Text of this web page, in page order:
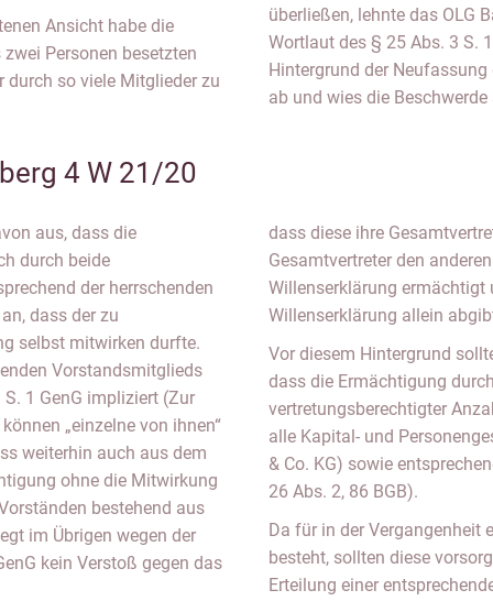
Ansicht habe die
Personen besetzten
so viele Mitglieder zu
überließen, lehnte das OLG
Wortlaut des § 25 Abs. 3 S.
Hintergrund der
ab und wies die
4 W 21/20
aus, dass die
durch beide
der herrschenden
dass der zu
selbst mitwirken durfte.
Vorstandsmitglieds
1 GenG impliziert (Zur
„einzelne von ihnen“
weiterhin auch aus dem
ohne die Mitwirkung
bestehend aus
im Übrigen wegen der
kein Verstoß gegen das
dass diese ihre
Gesamtvertreter den
Willenserklärung ermächtigt
Willenserklärung allein
Vor diesem Hintergrund
dass die Ermächtigung
vertretungsberechtigter
alle Kapital- und
& Co. KG) sowie
26 Abs. 2, 86 BGB).
Da für in der Vergangenheit
besteht, sollten diese
Erteilung einer